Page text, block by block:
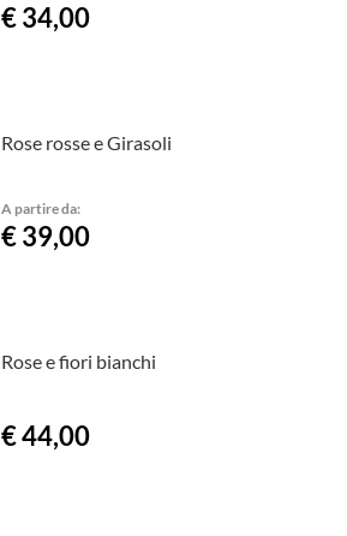
€ 34,00
Rose rosse e Girasoli
A partire da:
€ 39,00
Rose e fiori bianchi
€ 44,00